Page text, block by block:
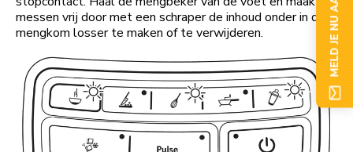
messen vrij door met een schraper de inhoud onder in de
mengkom losser te maken of te verwijderen.
MELD JE NU AAN